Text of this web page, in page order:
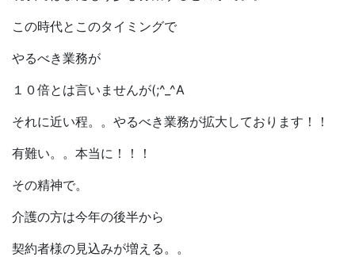
この時代とこのタイミングで
やるべき業務が
１０倍とは言いませんが(;^_^A
それに近い程。。やるべき業務が拡大しております！！
有難い。。本当に！！！
その精神で。
介護の方は今年の後半から
契約者様の見込みが増える。。